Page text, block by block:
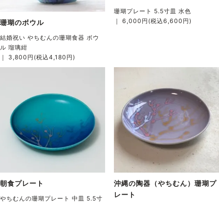
珊瑚のボウル
結婚祝い やちむんの珊瑚食器 ボウ
ル 瑠璃紺
｜ 3,800円(税込4,180円)
珊瑚プレート 5.5寸皿 水色
｜ 6,000円(税込6,600円)
朝食プレート
やちむんの珊瑚プレート 中皿 5.5寸
沖縄の陶器（やちむん）珊瑚プ
レート